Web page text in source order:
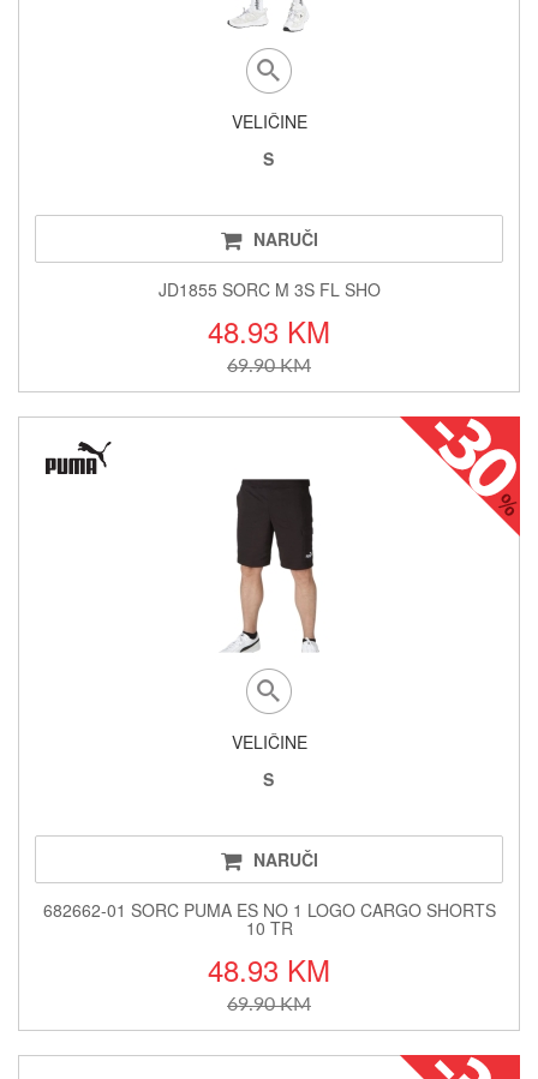
VELIČINE
S
NARUČI
JD1855 SORC M 3S FL SHO
48.93 KM
69.90 KM
VELIČINE
S
NARUČI
682662-01 SORC PUMA ES NO 1 LOGO CARGO SHORTS
10 TR
48.93 KM
69.90 KM